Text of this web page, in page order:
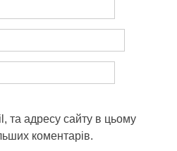
та адресу сайту в цьому
коментарів.